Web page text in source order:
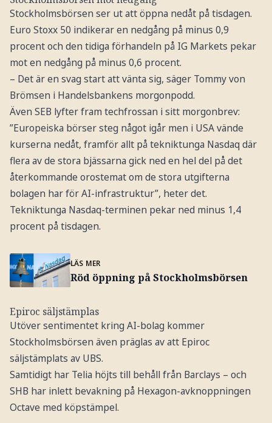
Stockholmsbörsen ser ut att öppna nedåt på tisdagen.
Euro Stoxx 50 indikerar en nedgång på minus 0,9
procent och den tidiga förhandeln på IG Markets pekar
mot en nedgång på minus 0,6 procent.
– Det är en svag start att vänta sig, säger Tommy von
Brömsen i Handelsbankens morgonpodd.
Även SEB lyfter fram techfrossan i sitt morgonbrev:
”Europeiska börser steg något igår men i USA vände
kurserna nedåt, framför allt på tekniktunga Nasdaq där
flera av de stora bjässarna gick ned en hel del på det
återkommande orostemat om de stora utgifterna
bolagen har för AI-infrastruktur”, heter det.
Tekniktunga Nasdaq-terminen pekar ned minus 1,4
procent på tisdagen.
LÄS MER
Röd öppning på Stockholmsbörsen
Epiroc säljstämplas
Utöver sentimentet kring AI-bolag kommer
Stockholmsbörsen även präglas av att Epiroc
säljstämplats av UBS.
Samtidigt har Telia höjts till behåll från Barclays – och
SHB har inlett bevakning på Hexagon-avknoppningen
Octave med köpstämpel.